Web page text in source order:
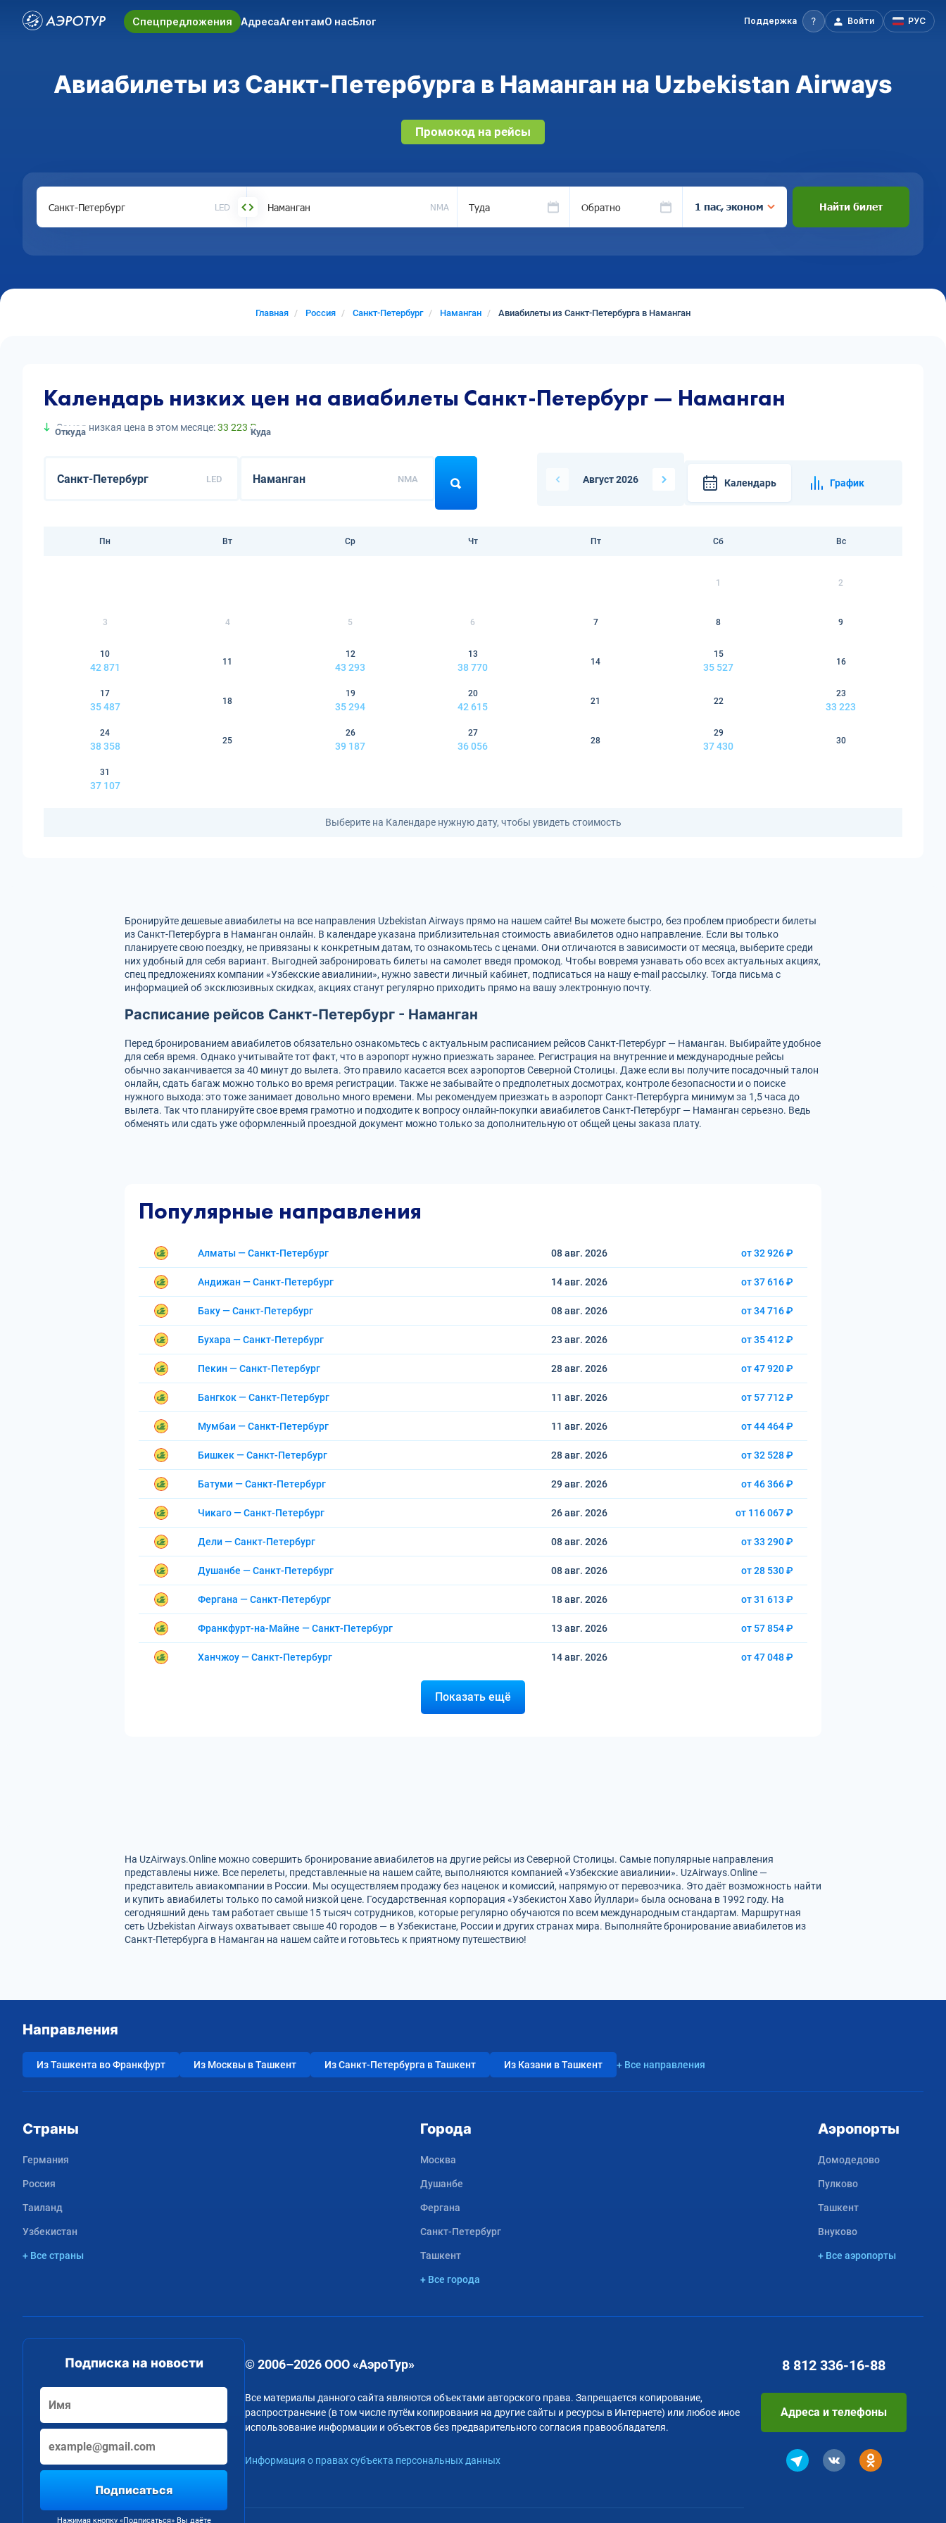
Спецпредложения АдресаАгентамО насБлог Поддержка Войти РУС
Авиабилеты из Санкт-Петербурга в Наманган на Uzbekistan Airways
Промокод на рейсы
LED NMA Туда Обратно 1 пас, эконом Найти билет
Главная Россия Санкт-Петербург Наманган Авиабилеты из Санкт-Петербурга в Наманган
Календарь низких цен на авиабилеты Санкт-Петербург — Наманган
Самая низкая цена в этом месяце:33 223 ₽
Откуда
LED
Куда
NMA Август 2026 Календарь График
Пн Вт Ср Чт Пт Сб Вс
1 2
3 4 5 6 7 8 9
10
42 871
11
12
43 293
13
38 770
14
15
35 527
16
17
35 487
18
19
35 294
20
42 615
21 22
23
33 223
24
38 358
25
26
39 187
27
36 056
28
29
37 430
30
31
37 107
Выберите на Календаре нужную дату, чтобы увидеть стоимость
Бронируйте дешевые авиабилеты на все направления Uzbekistan Airways прямо на нашем сайте! Вы можете быстро, без проблем приобрести билеты
из Санкт-Петербурга в Наманган онлайн. В календаре указана приблизительная стоимость авиабилетов одно направление. Если вы только
планируете свою поездку, не привязаны к конкретным датам, то ознакомьтесь с ценами. Они отличаются в зависимости от месяца, выберите среди
них удобный для себя вариант. Выгодней забронировать билеты на самолет введя промокод. Чтобы вовремя узнавать обо всех актуальных акциях,
спец предложениях компании «Узбекские авиалинии», нужно завести личный кабинет, подписаться на нашу e-mail рассылку. Тогда письма с
информацией об эксклюзивных скидках, акциях станут регулярно приходить прямо на вашу электронную почту.
Расписание рейсов Санкт-Петербург - Наманган
Перед бронированием авиабилетов обязательно ознакомьтесь с актуальным расписанием рейсов Санкт-Петербург — Наманган. Выбирайте удобное
для себя время. Однако учитывайте тот факт, что в аэропорт нужно приезжать заранее. Регистрация на внутренние и международные рейсы
обычно заканчивается за 40 минут до вылета. Это правило касается всех аэропортов Северной Столицы. Даже если вы получите посадочный талон
онлайн, сдать багаж можно только во время регистрации. Также не забывайте о предполетных досмотрах, контроле безопасности и о поиске
нужного выхода: это тоже занимает довольно много времени. Мы рекомендуем приезжать в аэропорт Санкт-Петербурга минимум за 1,5 часа до
вылета. Так что планируйте свое время грамотно и подходите к вопросу онлайн-покупки авиабилетов Санкт-Петербург — Наманган серьезно. Ведь
обменять или сдать уже оформленный проездной документ можно только за дополнительную от общей цены заказа плату.
Популярные направления
Алматы — Санкт-Петербург 08 авг. 2026 от 32 926 ₽
Андижан — Санкт-Петербург 14 авг. 2026 от 37 616 ₽
Баку — Санкт-Петербург 08 авг. 2026 от 34 716 ₽
Бухара — Санкт-Петербург 23 авг. 2026 от 35 412 ₽
Пекин — Санкт-Петербург 28 авг. 2026 от 47 920 ₽
Бангкок — Санкт-Петербург 11 авг. 2026 от 57 712 ₽
Мумбаи — Санкт-Петербург 11 авг. 2026 от 44 464 ₽
Бишкек — Санкт-Петербург 28 авг. 2026 от 32 528 ₽
Батуми — Санкт-Петербург 29 авг. 2026 от 46 366 ₽
Чикаго — Санкт-Петербург 26 авг. 2026 от 116 067 ₽
Дели — Санкт-Петербург 08 авг. 2026 от 33 290 ₽
Душанбе — Санкт-Петербург 08 авг. 2026 от 28 530 ₽
Фергана — Санкт-Петербург 18 авг. 2026 от 31 613 ₽
Франкфурт-на-Майне — Санкт-Петербург 13 авг. 2026 от 57 854 ₽
Ханчжоу — Санкт-Петербург 14 авг. 2026 от 47 048 ₽
Показать ещё
На UzAirways.Online можно совершить бронирование авиабилетов на другие рейсы из Северной Столицы. Самые популярные направления
представлены ниже. Все перелеты, представленные на нашем сайте, выполняются компанией «Узбекские авиалинии». UzAirways.Online —
представитель авиакомпании в России. Мы осуществляем продажу без наценок и комиссий, напрямую от перевозчика. Это даёт возможность найти
и купить авиабилеты только по самой низкой цене. Государственная корпорация «Узбекистон Хаво Йуллари» была основана в 1992 году. На
сегодняшний день там работает свыше 15 тысяч сотрудников, которые регулярно обучаются по всем международным стандартам. Маршрутная
сеть Uzbekistan Airways охватывает свыше 40 городов — в Узбекистане, России и других странах мира. Выполняйте бронирование авиабилетов из
Санкт-Петербурга в Наманган на нашем сайте и готовьтесь к приятному путешествию!
Направления
Из Ташкента во Франкфурт Из Москвы в Ташкент Из Санкт-Петербурга в Ташкент Из Казани в Ташкент + Все направления
Страны
Германия
Россия
Таиланд
Узбекистан
+ Все страны
Города
Москва
Душанбе
Фергана
Санкт-Петербург
Ташкент
+ Все города
Аэропорты
Домодедово
Пулково
Ташкент
Внуково
+ Все аэропорты
Подписка на новости
Подписаться
Нажимая кнопку «Подписаться» Вы даёте
© 2006–2026 ООО «АэроТур»
Все материалы данного сайта являются объектами авторского права. Запрещается копирование,
распространение (в том числе путём копирования на другие сайты и ресурсы в Интернете) или любое иное
использование информации и объектов без предварительного согласия правообладателя.
Информация о правах субъекта персональных данных
8 812 336-16-88
Адреса и телефоны